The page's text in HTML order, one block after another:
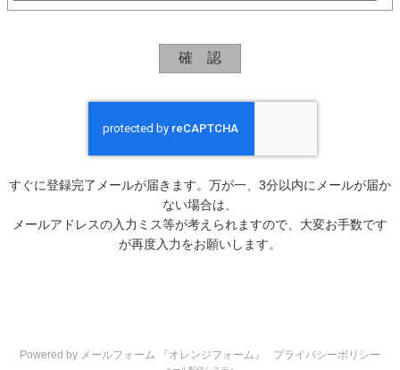
すぐに登録完了メールが届きます。万が一、3分以内にメールが届か
ない場合は、
メールアドレスの入力ミス等が考えられますので、大変お手数です
が再度入力をお願いします。
Powered by メールフォーム 『オレンジフォーム』 プライバシーポリシー